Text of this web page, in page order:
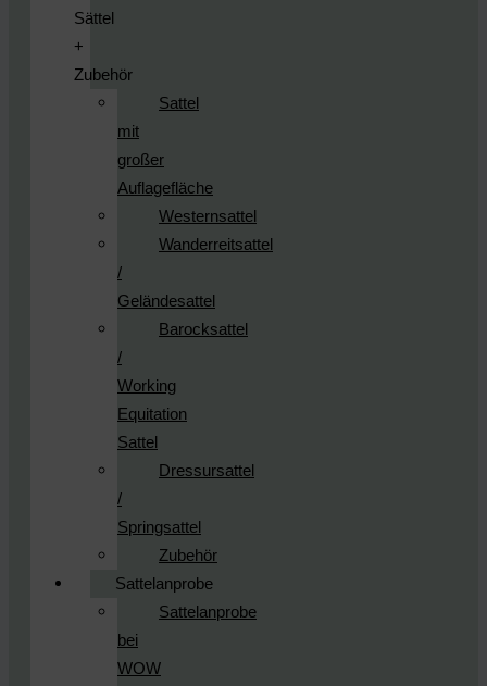
Sättel
+
Zubehör
Sattel
mit
großer
Auflagefläche
Westernsattel
Wanderreitsattel
/
Geländesattel
Barocksattel
/
Working
Equitation
Sattel
Dressursattel
/
Springsattel
Zubehör
Sattelanprobe
Sattelanprobe
bei
WOW